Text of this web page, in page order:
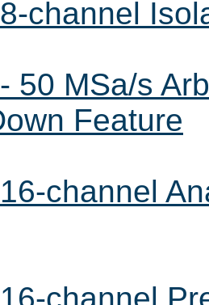
channel
50 MSa/s
Feature
channel
channel